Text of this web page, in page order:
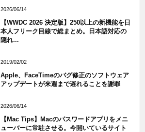
2026/06/14
【WWDC 2026 決定版】250以上の新機能を日
本人フリーク目線で総まとめ。日本語対応の
隠れ...
2019/02/02
Apple、FaceTimeのバグ修正のソフトウェア
アップデートが来週まで遅れることを謝罪
2026/06/14
【Mac Tips】Macのパスワードアプリをメニ
ューバーに常駐させる。今開いているサイト